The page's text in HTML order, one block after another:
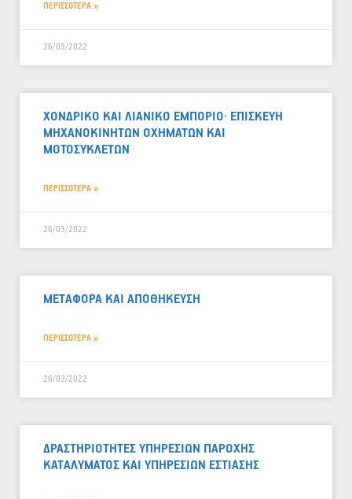
ΠΕΡΙΣΣΟΤΕΡΑ »
26/03/2022
ΧΟΝΔΡΙΚΟ ΚΑΙ ΛΙΑΝΙΚΟ ΕΜΠΟΡΙΟ· ΕΠΙΣΚΕΥΗ
ΜΗΧΑΝΟΚΙΝΗΤΩΝ ΟΧΗΜΑΤΩΝ ΚΑΙ
ΜΟΤΟΣΥΚΛΕΤΩΝ
ΠΕΡΙΣΣΟΤΕΡΑ »
26/03/2022
ΜΕΤΑΦΟΡΑ ΚΑΙ ΑΠΟΘΗΚΕΥΣΗ
ΠΕΡΙΣΣΟΤΕΡΑ »
26/03/2022
ΔΡΑΣΤΗΡΙΟΤΗΤΕΣ ΥΠΗΡΕΣΙΩΝ ΠΑΡΟΧΗΣ
ΚΑΤΑΛΥΜΑΤΟΣ ΚΑΙ ΥΠΗΡΕΣΙΩΝ ΕΣΤΙΑΣΗΣ